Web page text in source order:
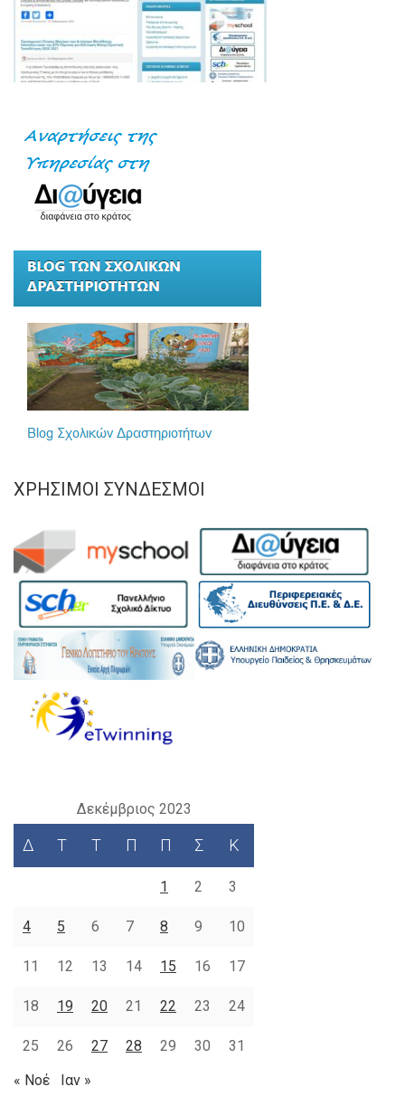
ΧΡΉΣΙΜΟΙ ΣΎΝΔΕΣΜΟΙ
Δεκέμβριος 2023
Δ Τ Τ Π Π Σ Κ
1 2 3
4 5 6 7 8 9 10
11 12 13 14 15 16 17
18 19 20 21 22 23 24
25 26 27 28 29 30
31
« Νοέ
Ιαν »